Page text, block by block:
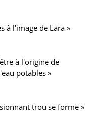
à l'image de Lara »
à l'origine de
potables »
trou se forme »